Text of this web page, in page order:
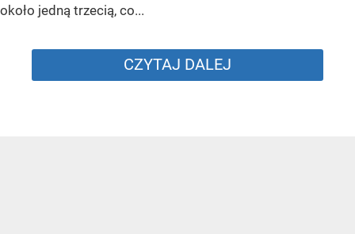
około jedną trzecią, co...
CZYTAJ DALEJ